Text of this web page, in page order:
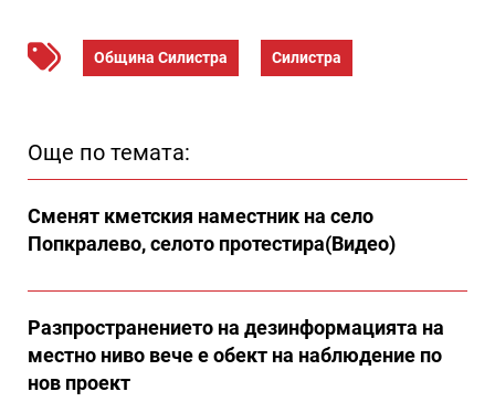
Община Силистра Силистра
Още по темата:
Сменят кметския наместник на село
Попкралево, селото протестира(Видео)
Разпространението на дезинформацията на
местно ниво вече е обект на наблюдение по
нов проект